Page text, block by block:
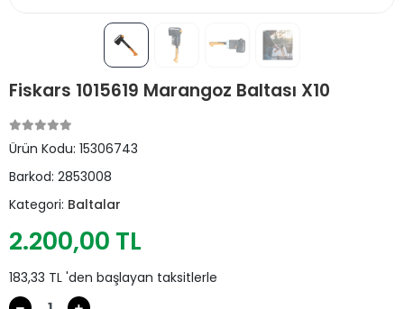
Fiskars 1015619 Marangoz Baltası X10
Ürün Kodu: 15306743
Barkod: 2853008
Kategori: Baltalar
2.200,00 TL
183,33 TL 'den başlayan taksitlerle